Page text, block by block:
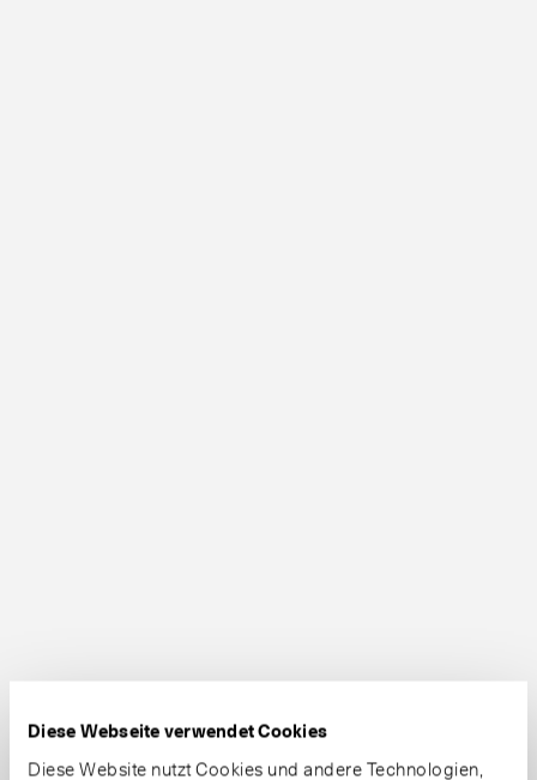
Diese Webseite verwendet Cookies
Diese Website nutzt Cookies und andere Technologien,